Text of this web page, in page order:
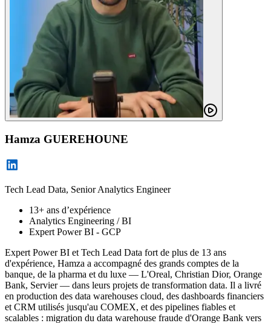
Hamza GUEREHOUNE
Tech Lead Data, Senior Analytics Engineer
13+ ans d’expérience
Analytics Engineering / BI
Expert Power BI - GCP
Expert Power BI et Tech Lead Data fort de plus de 13 ans
d'expérience, Hamza a accompagné des grands comptes de la
banque, de la pharma et du luxe — L'Oreal, Christian Dior, Orange
Bank, Servier — dans leurs projets de transformation data. Il a livré
en production des data warehouses cloud, des dashboards financiers
et CRM utilisés jusqu'au COMEX, et des pipelines fiables et
scalables : migration du data warehouse fraude d'Orange Bank vers